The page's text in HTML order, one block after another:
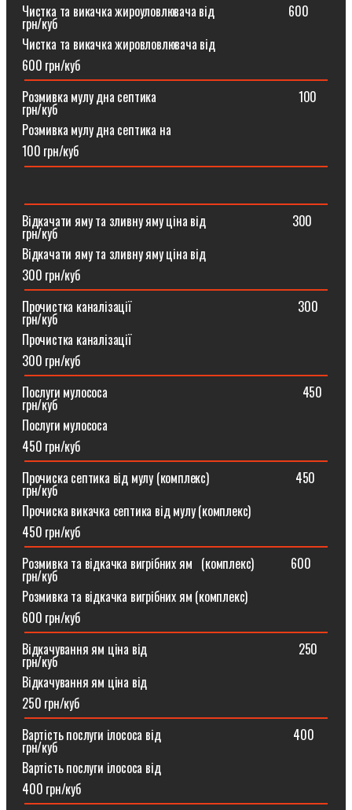
Чистка та викачка жироуловлювача від⠀⠀⠀⠀⠀⠀⠀⠀600
грн/куб
Чистка та викачка жировловлювача від
600 грн/куб
Розмивка мулу дна септика ⠀⠀⠀⠀⠀⠀⠀⠀⠀⠀⠀⠀⠀⠀⠀100
грн/куб
Розмивка мулу дна септика на
100 грн/куб
Відкачати яму та зливну яму ціна від ⠀⠀⠀⠀⠀⠀⠀⠀⠀300
грн/куб
Відкачати яму та зливну яму ціна від
300 грн/куб
Прочистка каналізації⠀⠀⠀⠀⠀⠀⠀⠀⠀⠀⠀⠀⠀⠀⠀⠀⠀⠀300
грн/куб
Прочистка каналізації
300 грн/куб
Послуги мулососа⠀⠀⠀⠀⠀⠀⠀⠀⠀⠀⠀⠀⠀⠀⠀⠀⠀⠀⠀⠀⠀450
грн/куб
Послуги мулососа
450 грн/куб
Прочиска септика від мулу (комплекс) ⠀⠀⠀⠀⠀⠀⠀⠀⠀450
грн/куб
Прочиска викачка септика від мулу (комплекс)
450 грн/куб
Розмивка та відкачка вигрібних ям⠀(комплекс)⠀⠀⠀⠀600
грн/куб
Розмивка та відкачка вигрібних ям (комплекс)⠀
600 грн/куб
Відкачування ям ціна від ⠀⠀⠀⠀⠀⠀⠀⠀⠀⠀⠀⠀⠀⠀⠀⠀250
грн/куб
Відкачування ям ціна від
250 грн/куб
Вартість послуги ілососа від ⠀⠀⠀⠀⠀⠀⠀⠀⠀⠀⠀⠀⠀⠀400
грн/куб
Вартість послуги ілососа від
400 грн/куб